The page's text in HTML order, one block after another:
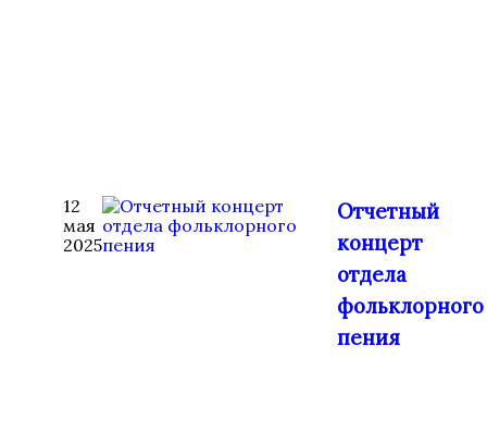
12
мая
2025
Отчетный
концерт
отдела
фольклорного
пения